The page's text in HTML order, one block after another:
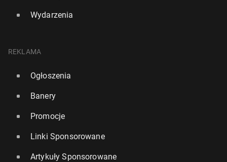
Wydarzenia
REKLAMA
Ogłoszenia
Banery
Promocje
Linki Sponsorowane
Artykuły Sponsorowane